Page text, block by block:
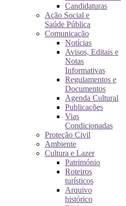
Candidaturas
Ação Social e
Saúde Pública
Comunicação
Notícias
Avisos, Editais e
Notas
Informativas
Regulamentos e
Documentos
Agenda Cultural
Publicações
Vias
Condicionadas
Proteção Civil
Ambiente
Cultura e Lazer
Património
Roteiros
turísticos
Arquivo
histórico